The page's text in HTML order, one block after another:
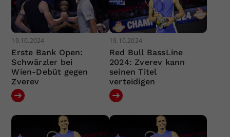
19.10.2024
Erste Bank Open:
Schwärzler bei
Wien-Debüt gegen
Zverev
19.10.2024
Red Bull BassLine
2024: Zverev kann
seinen Titel
verteidigen